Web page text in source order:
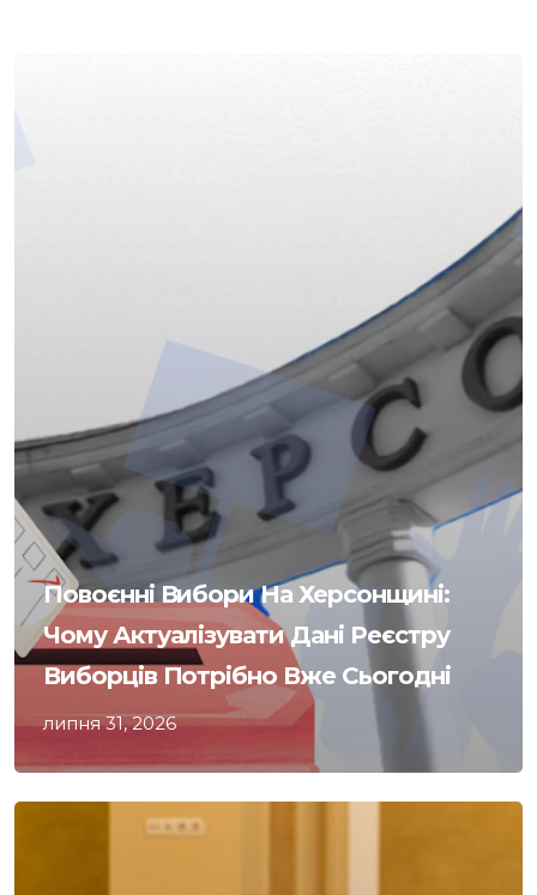
Повоєнні Вибори На Херсонщині:
Чому Актуалізувати Дані Реєстру
Виборців Потрібно Вже Сьогодні
липня 31, 2026